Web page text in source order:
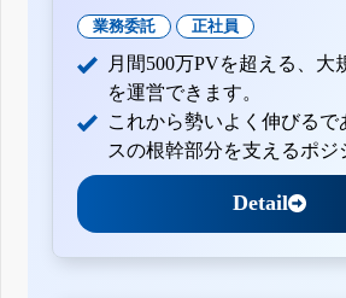
業務委託 正社員
月間500万PVを超える、大
を運営できます。
これから勢いよく伸びるで
スの根幹部分を支えるポジ
Detail